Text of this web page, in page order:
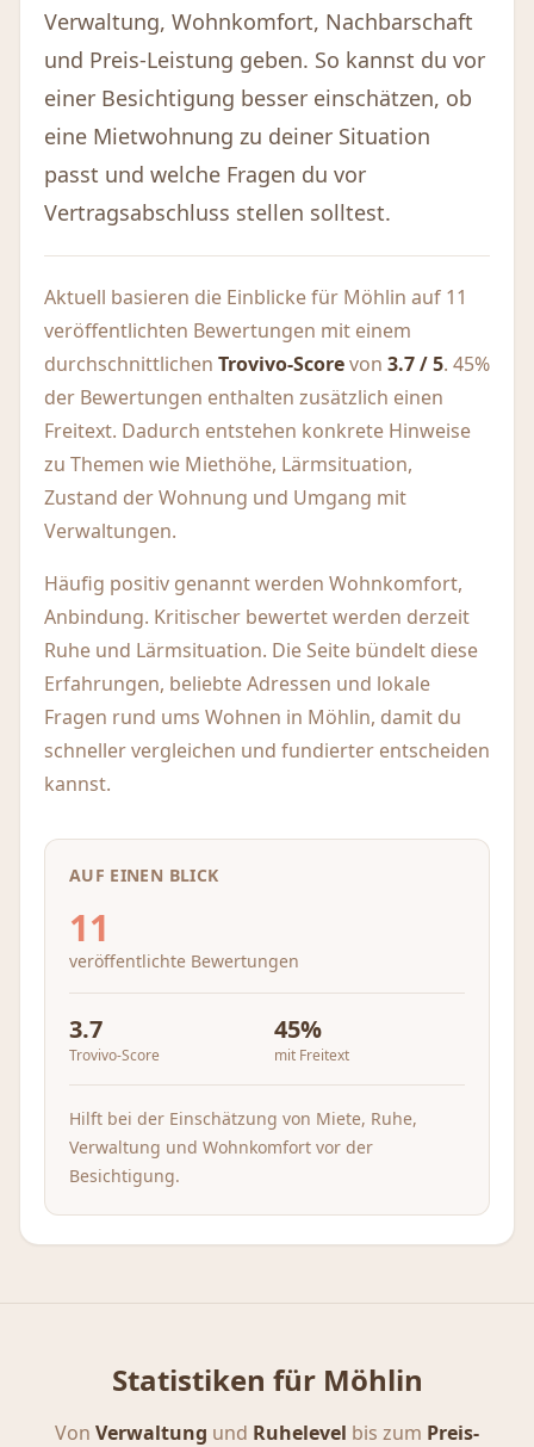
Verwaltung, Wohnkomfort, Nachbarschaft
und Preis-Leistung geben. So kannst du vor
einer Besichtigung besser einschätzen, ob
eine Mietwohnung zu deiner Situation
passt und welche Fragen du vor
Vertragsabschluss stellen solltest.
Aktuell basieren die Einblicke für Möhlin auf 11
veröffentlichten Bewertungen mit einem
durchschnittlichen Trovivo-Scorevon 3.7 / 5. 45%
der Bewertungen enthalten zusätzlich einen
Freitext. Dadurch entstehen konkrete Hinweise
zu Themen wie Miethöhe, Lärmsituation,
Zustand der Wohnung und Umgang mit
Verwaltungen.
Häufig positiv genannt werden Wohnkomfort,
Anbindung. Kritischer bewertet werden derzeit
Ruhe und Lärmsituation. Die Seite bündelt diese
Erfahrungen, beliebte Adressen und lokale
Fragen rund ums Wohnen in Möhlin, damit du
schneller vergleichen und fundierter entscheiden
kannst.
AUF EINEN BLICK
11
veröffentlichte Bewertungen
3.7
Trovivo-Score
45%
mit Freitext
Hilft bei der Einschätzung von Miete, Ruhe,
Verwaltung und Wohnkomfort vor der
Besichtigung.
Statistiken für Möhlin
Von Verwaltung und Ruhelevel bis zum Preis-